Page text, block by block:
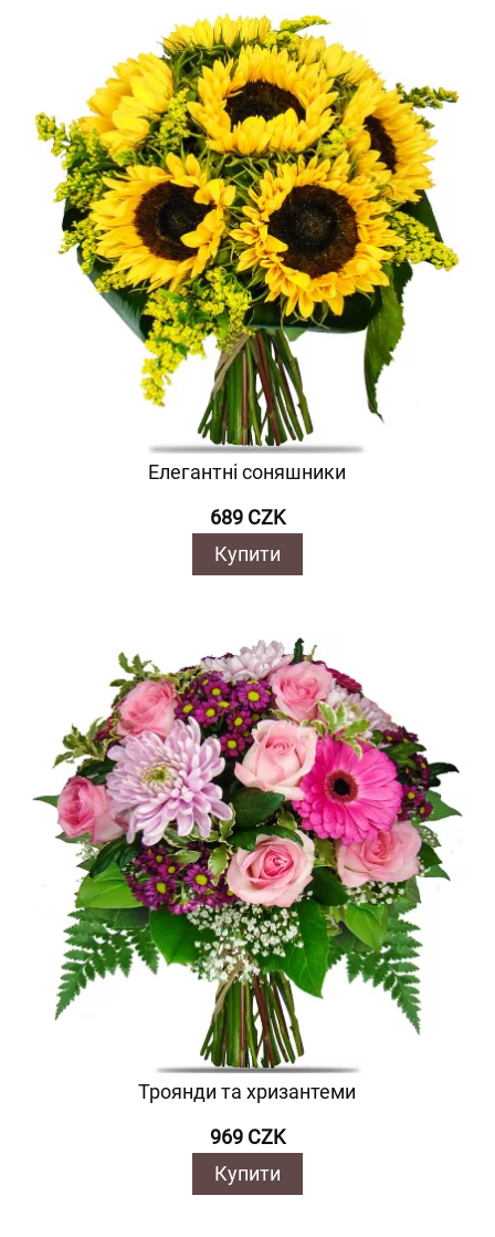
Елегантні соняшники
689 CZK
Купити
Троянди та хризантеми
969 CZK
Купити